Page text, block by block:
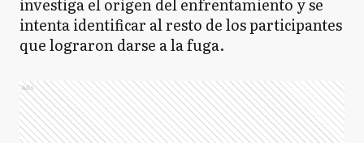
investiga el origen del enfrentamiento y se
intenta identificar al resto de los participantes
que lograron darse a la fuga.
Ads